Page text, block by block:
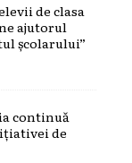
de clasa
ajutorul
școlarului”
continuă
de